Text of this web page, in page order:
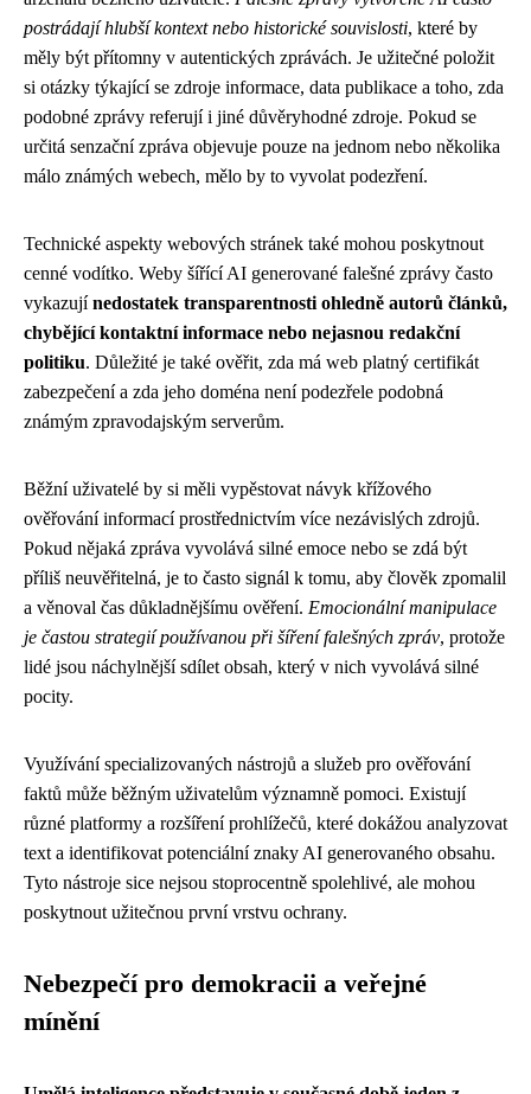
postrádají hlubší kontext nebo historické souvislosti, které by
měly být přítomny v autentických zprávách. Je užitečné položit
si otázky týkající se zdroje informace, data publikace a toho, zda
podobné zprávy referují i jiné důvěryhodné zdroje. Pokud se
určitá senzační zpráva objevuje pouze na jednom nebo několika
málo známých webech, mělo by to vyvolat podezření.
Technické aspekty webových stránek také mohou poskytnout
cenné vodítko. Weby šířící AI generované falešné zprávy často
vykazujínedostatek transparentnosti ohledně autorů článků,
chybějící kontaktní informace nebo nejasnou redakční
politiku. Důležité je také ověřit, zda má web platný certifikát
zabezpečení a zda jeho doména není podezřele podobná
známým zpravodajským serverům.
Běžní uživatelé by si měli vypěstovat návyk křížového
ověřování informací prostřednictvím více nezávislých zdrojů.
Pokud nějaká zpráva vyvolává silné emoce nebo se zdá být
příliš neuvěřitelná, je to často signál k tomu, aby člověk zpomalil
a věnoval čas důkladnějšímu ověření. Emocionální manipulace
je častou strategií používanou při šíření falešných zpráv, protože
lidé jsou náchylnější sdílet obsah, který v nich vyvolává silné
pocity.
Využívání specializovaných nástrojů a služeb pro ověřování
faktů může běžným uživatelům významně pomoci. Existují
různé platformy a rozšíření prohlížečů, které dokážou analyzovat
text a identifikovat potenciální znaky AI generovaného obsahu.
Tyto nástroje sice nejsou stoprocentně spolehlivé, ale mohou
poskytnout užitečnou první vrstvu ochrany.
Nebezpečí pro demokracii a veřejné
mínění